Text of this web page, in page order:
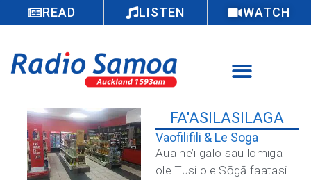
READ LISTEN WATCH
FA'ASILASILAGA
Vaofilifili & Le Soga
Aua ne’i galo sau lomiga
ole Tusi ole Sōgā faatasi